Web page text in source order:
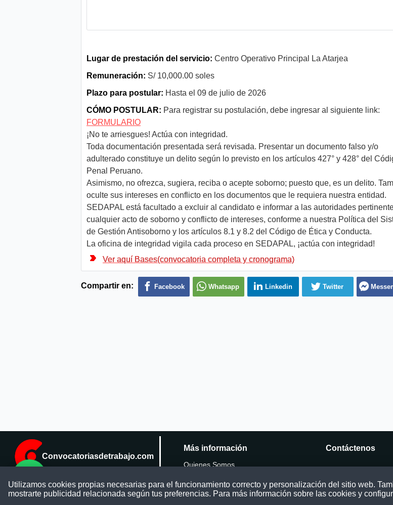
Lugar de prestación del servicio: Centro Operativo Principal La Atarjea
Remuneración: S/ 10,000.00 soles
Plazo para postular: Hasta el 09 de julio de 2026
CÓMO POSTULAR: Para registrar su postulación, debe ingresar al siguiente link:
FORMULARIO
¡No te arriesgues! Actúa con integridad.
Toda documentación presentada será revisada. Presentar un documento falso y/o
adulterado constituye un delito según lo previsto en los artículos 427° y 428° del
Penal Peruano.
Asimismo, no ofrezca, sugiera, reciba o acepte soborno; puesto que, es un delito.
oculte sus intereses en conflicto en los documentos que le requiera nuestra entidad.
SEDAPAL está facultado a excluir al candidato e informar a las autoridades
cualquier acto de soborno y conflicto de intereses, conforme a nuestra Política del
de Gestión Antisoborno y los artículos 8.1 y 8.2 del Código de Ética y Conducta.
La oficina de integridad vigila cada proceso en SEDAPAL, ¡actúa con integridad!
Ver aquí Bases(convocatoria completa y cronograma)
Compartir en: Facebook Whatsapp Linkedin Twitter
Convocatoriasdetrabajo.com
ConvocatoriasDeTrabajo.com es una
plataforma informativa sobre los empleos
Más información
Quienes Somos
Publicar convocatoria
Contáctenos
Utilizamos cookies propias necesarias para el funcionamiento correcto y personalización del sitio web.
mostrarte publicidad relacionada según tus preferencias. Para más información sobre las cookies y